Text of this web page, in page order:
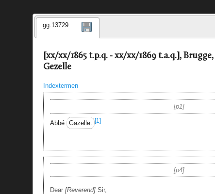
gg.13729
[xx/xx/1865 t.p.q. - xx/xx/1869 t.a.q.],
Gezelle
Indextermen
p1
Abbé Gazelle. [1]
p4
Dear Reverend Sir,